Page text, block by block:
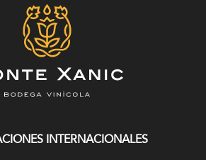
INTERNACIONALES